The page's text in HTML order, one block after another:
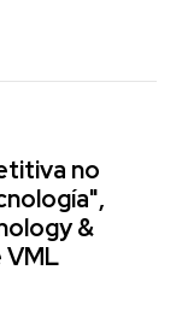
no
&
VML